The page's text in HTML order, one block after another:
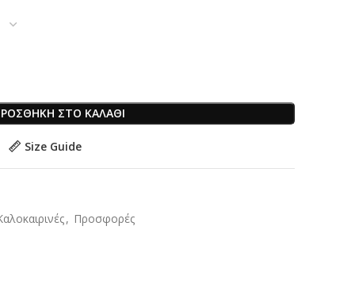
ΣΤΟ ΚΑΛΆΘΙ
Size Guide
, Προσφορές